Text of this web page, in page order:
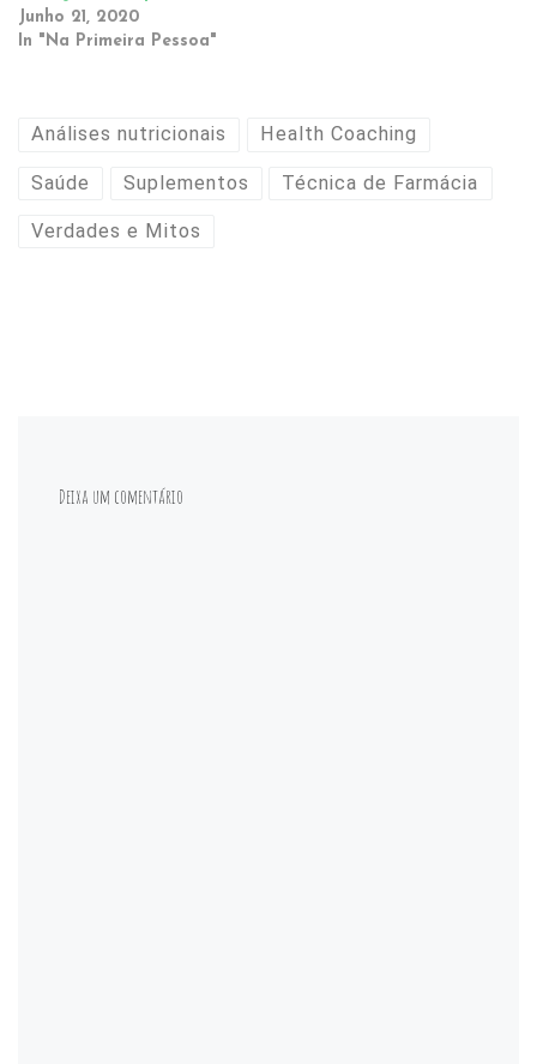
Junho 21, 2020
In "Na Primeira Pessoa"
Análises nutricionais Health Coaching
Saúde Suplementos Técnica de Farmácia
Verdades e Mitos
Deixa um comentário